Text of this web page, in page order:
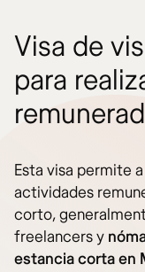
Visa de
para
Esta visa permite
actividades
corto,
freelancers y
estancia corta en